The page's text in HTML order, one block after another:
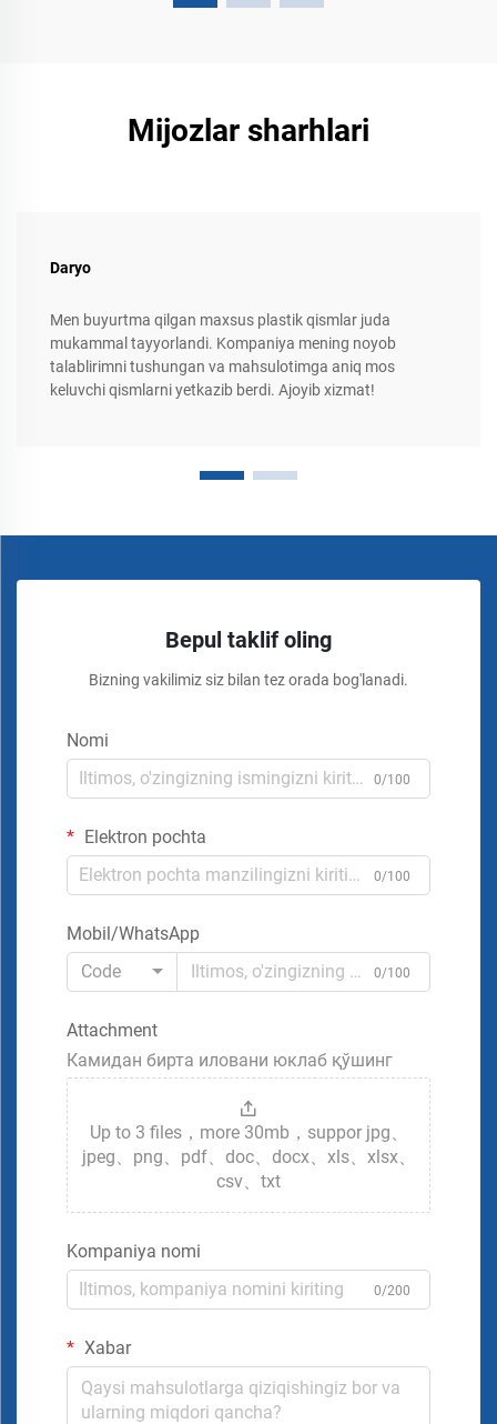
Mijozlar sharhlari
Daryo
Men buyurtma qilgan maxsus plastik qismlar juda
mukammal tayyorlandi. Kompaniya mening noyob
talablirimni tushungan va mahsulotimga aniq mos
keluvchi qismlarni yetkazib berdi. Ajoyib xizmat!
Bepul taklif oling
Bizning vakilimiz siz bilan tez orada bog'lanadi.
Nomi
0/100
Elektron pochta
0/100
Mobil/WhatsApp
Code
0/100
Attachment
Камидан бирта иловани юклаб қўшинг
Up to 3 files，more 30mb，suppor jpg、
jpeg、png、pdf、doc、docx、xls、xlsx、
csv、txt
Kompaniya nomi
0/200
Xabar